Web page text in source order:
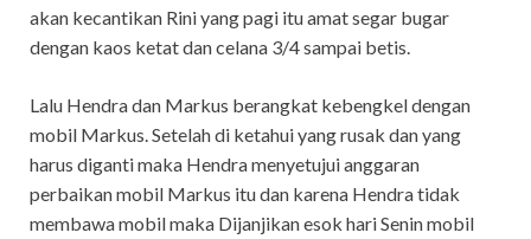
akan kecantikan Rini yang pagi itu amat segar bugar
dengan kaos ketat dan celana 3/4 sampai betis.
Lalu Hendra dan Markus berangkat kebengkel dengan
mobil Markus. Setelah di ketahui yang rusak dan yang
harus diganti maka Hendra menyetujui anggaran
perbaikan mobil Markus itu dan karena Hendra tidak
membawa mobil maka Dijanjikan esok hari Senin mobil